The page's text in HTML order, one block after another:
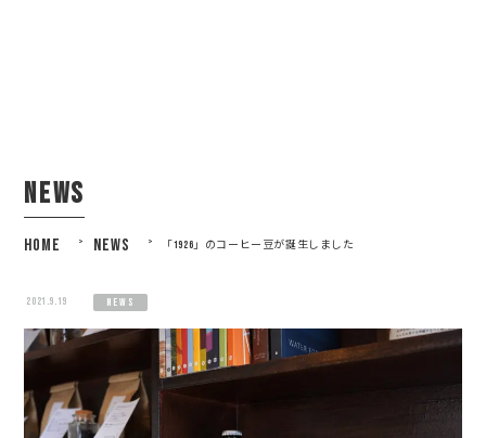
news
HOME > NEWS > 「1926」のコーヒー豆が誕生しました
2021.9.19 news